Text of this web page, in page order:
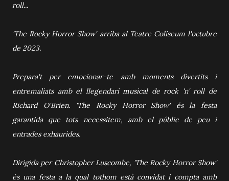
roll...
'The Rocky Horror Show' arriba al Teatre Coliseum l'octubre
de 2023.
Prepara't per emocionar-te amb moments divertits i
entremaliats amb el llegendari musical de rock 'n' roll de
Richard O'Brien. 'The Rocky Horror Show' és la festa
garantida que tots necessitem, amb el públic de peu i
entrades exhaurides.
Dirigida per Christopher Luscombe, 'The Rocky Horror Show'
és una festa a la qual tothom està convidat i compta amb